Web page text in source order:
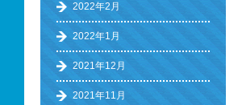
2022年2月
2022年1月
2021年12月
2021年11月